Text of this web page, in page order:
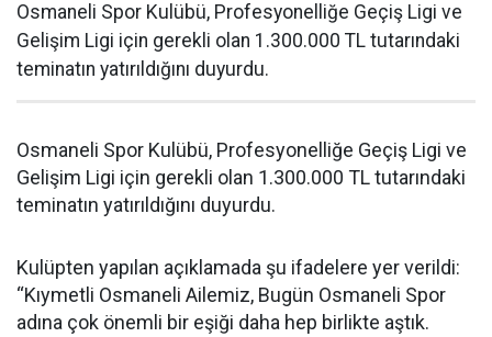
Osmaneli Spor Kulübü, Profesyonelliğe Geçiş Ligi ve
Gelişim Ligi için gerekli olan 1.300.000 TL tutarındaki
teminatın yatırıldığını duyurdu.
Osmaneli Spor Kulübü, Profesyonelliğe Geçiş Ligi ve
Gelişim Ligi için gerekli olan 1.300.000 TL tutarındaki
teminatın yatırıldığını duyurdu.
Kulüpten yapılan açıklamada şu ifadelere yer verildi:
“Kıymetli Osmaneli Ailemiz, Bugün Osmaneli Spor
adına çok önemli bir eşiği daha hep birlikte aştık.